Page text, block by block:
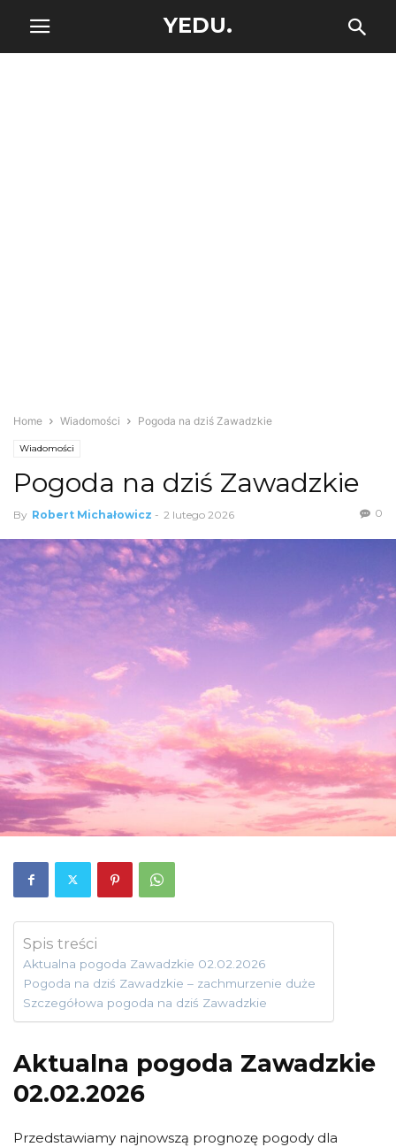
YEDU.
Home Wiadomości Pogoda na dziś Zawadzkie
Wiadomości
Pogoda na dziś Zawadzkie
By Robert Michałowicz - 2 lutego 2026 0
Spis treści
Aktualna pogoda Zawadzkie 02.02.2026
Pogoda na dziś Zawadzkie – zachmurzenie duże
Szczegółowa pogoda na dziś Zawadzkie
Aktualna pogoda Zawadzkie
02.02.2026
Przedstawiamy najnowszą prognozę pogody dla